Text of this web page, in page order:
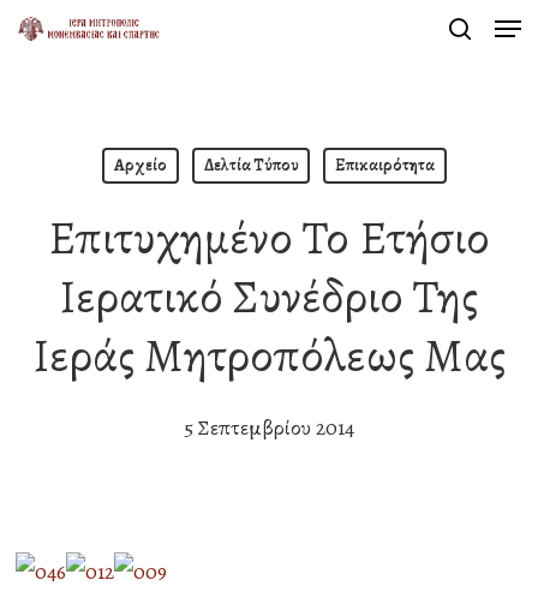
Skip
Αρχείο Δελτία Τύπου Επικαιρότητα
Επιτυχημένο Το Ετήσιο
Ιερατικό Συνέδριο Της
Ιεράς Μητροπόλεως Μας
5 Σεπτεμβρίου 2014